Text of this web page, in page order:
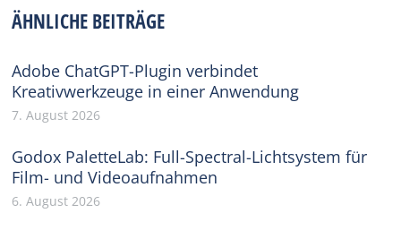
ÄHNLICHE BEITRÄGE
Adobe ChatGPT-Plugin verbindet
Kreativwerkzeuge in einer Anwendung
7. August 2026
Godox PaletteLab: Full-Spectral-Lichtsystem für
Film- und Videoaufnahmen
6. August 2026